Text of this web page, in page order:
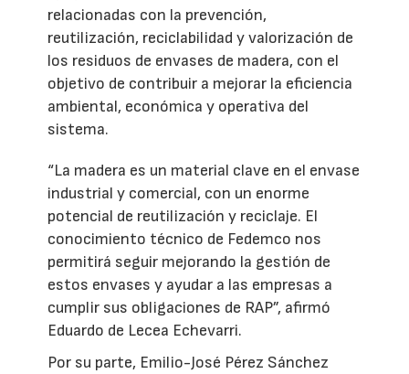
relacionadas con la prevención,
reutilización, reciclabilidad y valorización de
los residuos de envases de madera, con el
objetivo de contribuir a mejorar la eficiencia
ambiental, económica y operativa del
sistema.
“La madera es un material clave en el envase
industrial y comercial, con un enorme
potencial de reutilización y reciclaje. El
conocimiento técnico de Fedemco nos
permitirá seguir mejorando la gestión de
estos envases y ayudar a las empresas a
cumplir sus obligaciones de RAP”, afirmó
Eduardo de Lecea Echevarri.
Por su parte, Emilio-José Pérez Sánchez